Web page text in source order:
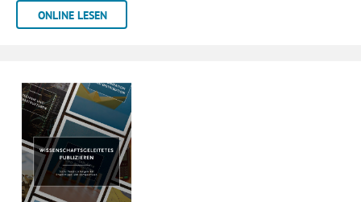
ONLINE LESEN